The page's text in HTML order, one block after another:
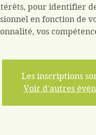
pour identifier
en fonction de
vos
Les inscriptions
Voir d'autres